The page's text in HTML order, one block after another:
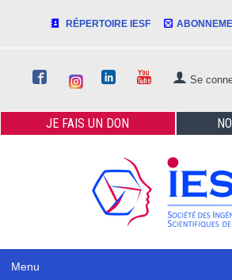
RÉPERTOIRE IESF
Se
JE FAISUN DON
Menu